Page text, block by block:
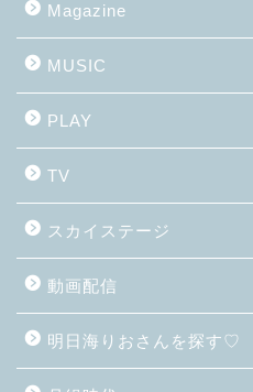
Magazine
MUSIC
PLAY
TV
スカイステージ
動画配信
明日海りおさんを探す♡